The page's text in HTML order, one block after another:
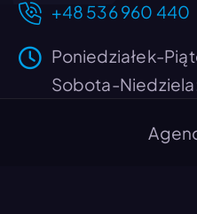
+48 536 960 440
Poniedziałek-
Sobota-